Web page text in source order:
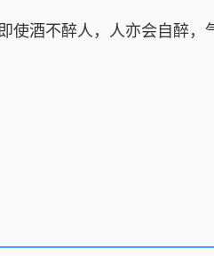
酒不醉人，人亦会自醉，